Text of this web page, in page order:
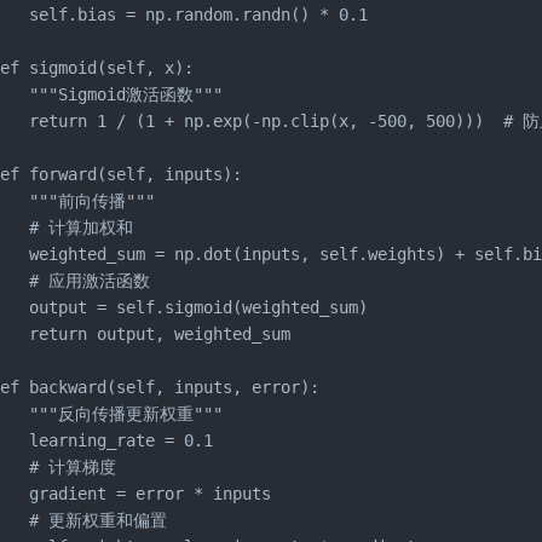
self.bias = np.random.randn() * 0.1
sigmoid(self, x):
"""Sigmoid激活函数"""
return 1 / (1 + np.exp(-np.clip(x, -500, 500)))  # 防
forward(self, inputs):
"""前向传播"""
# 计算加权和
weighted_sum = np.dot(inputs, self.weights) +
# 应用激活函数
output = self.sigmoid(weighted_sum)
return output, weighted_sum
backward(self, inputs, error):
"""反向传播更新权重"""
learning_rate = 0.1
# 计算梯度
gradient = error * inputs
# 更新权重和偏置